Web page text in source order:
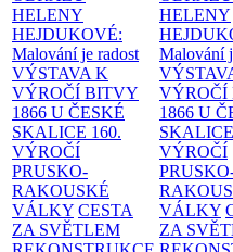
HELENY
HEJDUKOVÉ:
Malování je radost
VÝSTAVA K
VÝROČÍ BITVY
1866 U ČESKÉ
SKALICE 160.
VÝROČÍ
PRUSKO-
RAKOUSKÉ
VÁLKY CESTA
ZA SVĚTLEM
HELENY
Malování
VÝROČÍ
1866 U
SKALICE
VÝROČÍ
VÁLKY
ZA